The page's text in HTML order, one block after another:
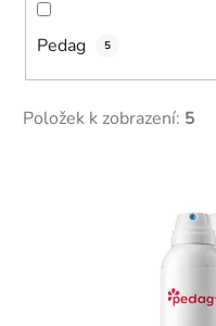
Pedag 5
Položek k zobrazení: 5